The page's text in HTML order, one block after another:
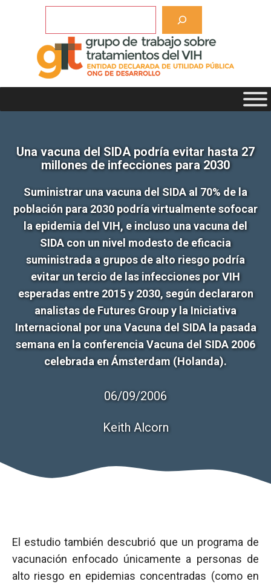
Una vacuna del SIDA podría evitar hasta 27
millones de infecciones para 2030
Suministrar una vacuna del SIDA al 70% de la
población para 2030 podría virtualmente sofocar
la epidemia del VIH, e incluso una vacuna del
SIDA con un nivel modesto de eficacia
suministrada a grupos de alto riesgo podría
evitar un tercio de las infecciones por VIH
esperadas entre 2015 y 2030, según declararon
analistas de Futures Group y la Iniciativa
Internacional por una Vacuna del SIDA la pasada
semana en la conferencia Vacuna del SIDA 2006
celebrada en Ámsterdam (Holanda).
06/09/2006
Keith Alcorn
El estudio también descubrió que un programa de
vacunación enfocado únicamente a personas de
alto riesgo en epidemias concentradas (como en